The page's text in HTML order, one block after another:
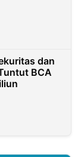
dan
BCA